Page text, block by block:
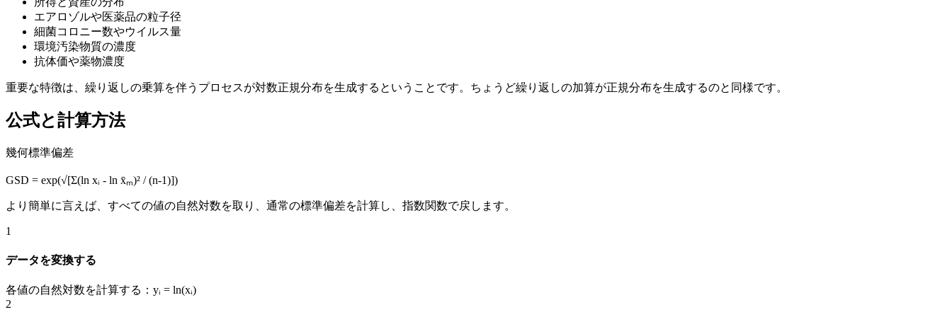
エアロゾルや医薬品の粒子径
細菌コロニー数やウイルス量
環境汚染物質の濃度
抗体価や薬物濃度
重要な特徴は、繰り返しの乗算を伴うプロセスが対数正規分布を生成するということです。ちょうど繰り返しの加算が正規分布を生成するのと同様です。
公式と計算方法
幾何標準偏差
GSD = exp(√[Σ(ln xᵢ - ln x̄ₘ)² / (n-1)])
より簡単に言えば、すべての値の自然対数を取り、通常の標準偏差を計算し、指数関数で戻します。
1
データを変換する
各値の自然対数を計算する：yᵢ = ln(xᵢ)
2